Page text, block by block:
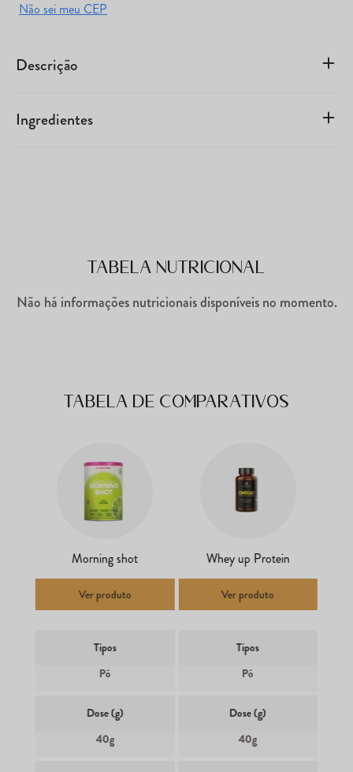
Descrição
Ingredientes
Tabela Nutricional
Não há informações nutricionais disponíveis no momento.
Tabela de comparativos
Morning shot
Ver produto
Tipos
Pó
Dose (g)
40g
Whey up Protein
Ver produto
Tipos
Pó
Dose (g)
40g